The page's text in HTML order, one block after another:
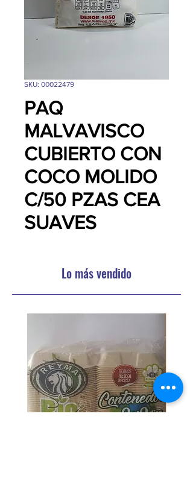
SKU: 00022479
PAQ
MALVAVISCO
CUBIERTO CON
COCO MOLIDO
C/50 PZAS CEA
SUAVES
Lo más vendido